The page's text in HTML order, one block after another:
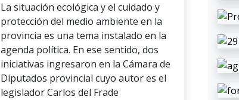
La situación ecológica y el cuidado y
protección del medio ambiente en la
provincia es una tema instalado en la
agenda política. En ese sentido, dos
iniciativas ingresaron en la Cámara de
Diputados provincial cuyo autor es el
legislador Carlos del Frade